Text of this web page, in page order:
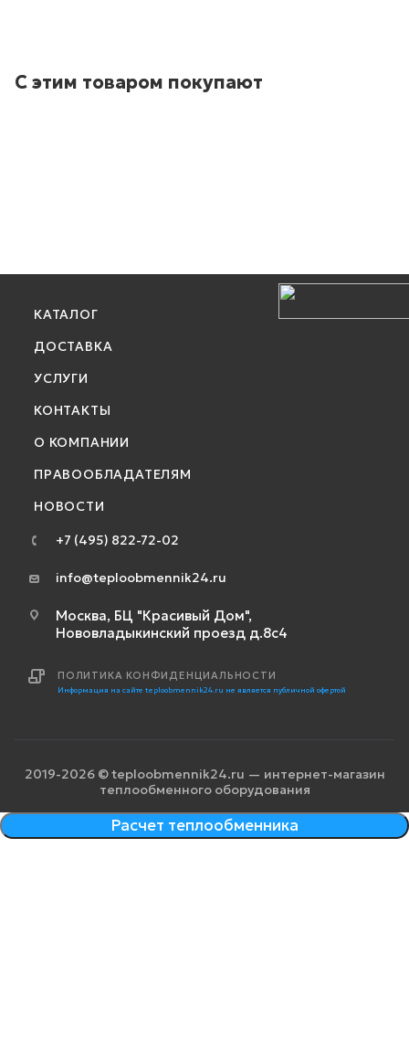
С этим товаром покупают
КАТАЛОГ
ДОСТАВКА
УСЛУГИ
КОНТАКТЫ
О КОМПАНИИ
ПРАВООБЛАДАТЕЛЯМ
НОВОСТИ
+7 (495) 822-72-02
info@teploobmennik24.ru
Москва, БЦ "Красивый Дом",
Нововладыкинский проезд д.8с4
ПОЛИТИКА КОНФИДЕНЦИАЛЬНОСТИ
Информация на сайте teploobmennik24.ru не является публичной офертой
2019-2026 © teploobmennik24.ru — интернет-магазин
теплообменного оборудования
Расчет теплообменника